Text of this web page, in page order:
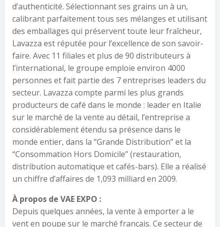
d’authenticité. Sélectionnant ses grains un à un,
calibrant parfaitement tous ses mélanges et utilisant
des emballages qui préservent toute leur fraîcheur,
Lavazza est réputée pour l’excellence de son savoir-
faire. Avec 11 filiales et plus de 90 distributeurs à
l’international, le groupe emploie environ 4000
personnes et fait partie des 7 entreprises leaders du
secteur. Lavazza compte parmi les plus grands
producteurs de café dans le monde : leader en Italie
sur le marché de la vente au détail, l’entreprise a
considérablement étendu sa présence dans le
monde entier, dans la “Grande Distribution” et la
“Consommation Hors Domicile” (restauration,
distribution automatique et cafés-bars). Elle a réalisé
un chiffre d’affaires de 1,093 milliard en 2009.
À propos de VAE EXPO :
Depuis quelques années, la vente à emporter a le
vent en poupe sur le marché français. Ce secteur de